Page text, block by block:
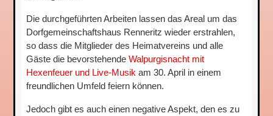
Die durchgeführten Arbeiten lassen das Areal um das
Dorfgemeinschaftshaus Renneritz wieder erstrahlen,
so dass die Mitglieder des Heimatvereins und alle
Gäste die bevorstehendeWalpurgisnacht mit
Hexenfeuer und Live-Musik am 30. April in einem
freundlichen Umfeld feiern können.
Jedoch gibt es auch einen negative Aspekt, den es zu